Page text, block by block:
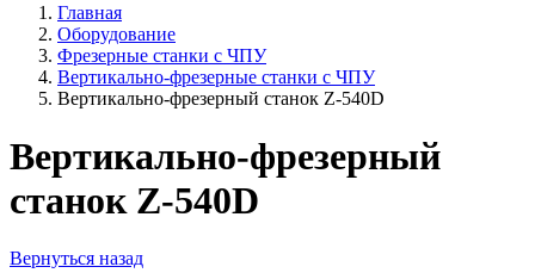
Главная
Оборудование
Фрезерные станки с ЧПУ
Вертикально-фрезерные станки с ЧПУ
Вертикально-фрезерный станок Z-540D
Вертикально-фрезерный
станок Z-540D
Вернуться назад